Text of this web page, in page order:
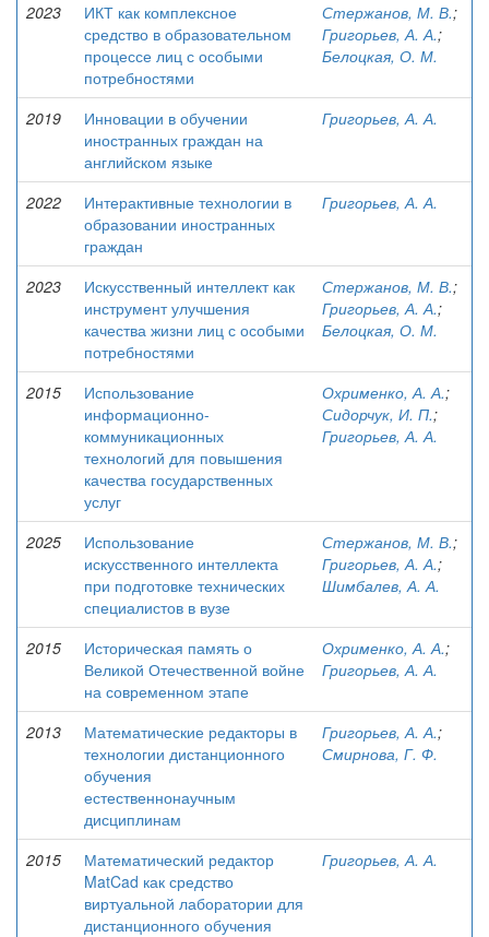
2023
ИКТ как комплексное
средство в образовательном
процессе лиц с особыми
потребностями
Стержанов, М. В.;
Григорьев, А. А.;
Белоцкая, О. М.
2019
Инновации в обучении
иностранных граждан на
английском языке
Григорьев, А. А.
2022
Интерактивные технологии в
образовании иностранных
граждан
Григорьев, А. А.
2023
Искусственный интеллект как
инструмент улучшения
качества жизни лиц с особыми
потребностями
Стержанов, М. В.;
Григорьев, А. А.;
Белоцкая, О. М.
2015
Использование
информационно-
коммуникационных
технологий для повышения
качества государственных
услуг
Охрименко, А. А.;
Сидорчук, И. П.;
Григорьев, А. А.
2025
Использование
искусственного интеллекта
при подготовке технических
специалистов в вузе
Стержанов, М. В.;
Григорьев, А. А.;
Шимбалев, А. А.
2015
Историческая память о
Великой Отечественной войне
на современном этапе
Охрименко, А. А.;
Григорьев, А. А.
2013
Математические редакторы в
технологии дистанционного
обучения
естественнонаучным
дисциплинам
Григорьев, А. А.;
Смирнова, Г. Ф.
2015
Математический редактор
MatCad как средство
виртуальной лаборатории для
дистанционного обучения
Григорьев, А. А.